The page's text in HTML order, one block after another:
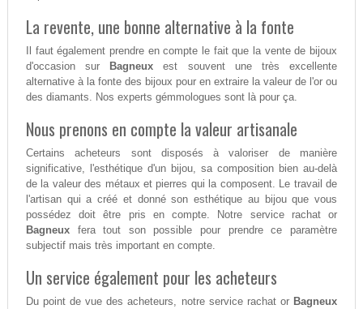
La revente, une bonne alternative à la fonte
Il faut également prendre en compte le fait que la vente de bijoux
d'occasion sur Bagneux est souvent une très excellente
alternative à la fonte des bijoux pour en extraire la valeur de l'or ou
des diamants. Nos experts gémmologues sont là pour ça.
Nous prenons en compte la valeur artisanale
Certains acheteurs sont disposés à valoriser de manière
significative, l'esthétique d'un bijou, sa composition bien au-delà
de la valeur des métaux et pierres qui la composent. Le travail de
l'artisan qui a créé et donné son esthétique au bijou que vous
possédez doit être pris en compte. Notre service rachat or
Bagneuxfera tout son possible pour prendre ce paramètre
subjectif mais très important en compte.
Un service également pour les acheteurs
Du point de vue des acheteurs, notre service rachat or Bagneux